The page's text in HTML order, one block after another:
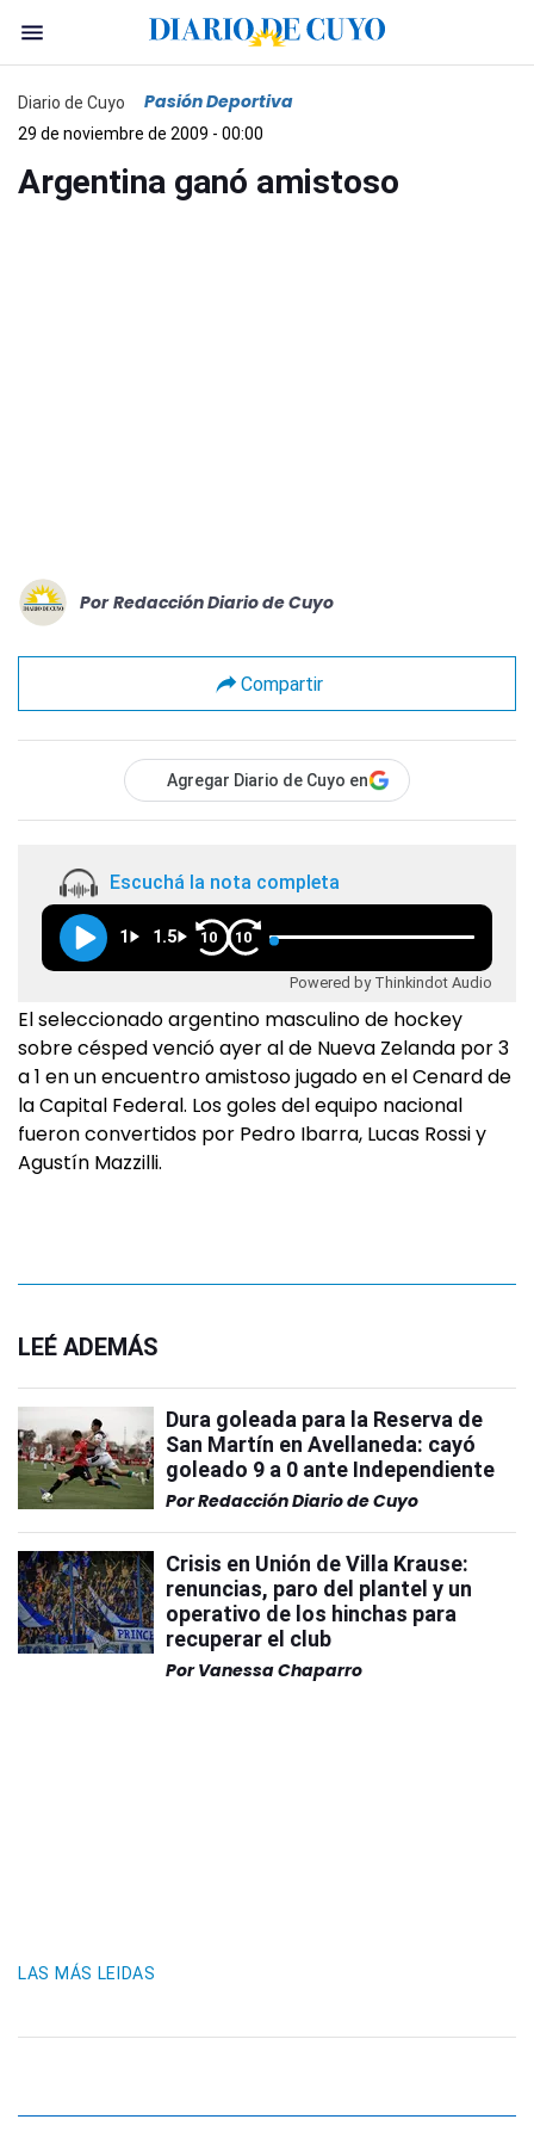
Diario de Cuyo Pasión Deportiva
29 de noviembre de 2009 - 00:00
Argentina ganó amistoso
Por Redacción Diario de Cuyo
Compartir
Agregar Diario de Cuyo en
Escuchá la nota completa
1 1.5 10 10
Powered by Thinkindot Audio
El seleccionado argentino masculino de hockey
sobre césped venció ayer al de Nueva Zelanda por 3
a 1 en un encuentro amistoso jugado en el Cenard de
la Capital Federal. Los goles del equipo nacional
fueron convertidos por Pedro Ibarra, Lucas Rossi y
Agustín Mazzilli.
LEÉ ADEMÁS
Dura goleada para la Reserva de
San Martín en Avellaneda: cayó
goleado 9 a 0 ante Independiente
PorRedacción Diario de Cuyo
Crisis en Unión de Villa Krause:
renuncias, paro del plantel y un
operativo de los hinchas para
recuperar el club
Por Vanessa Chaparro
LAS MÁS LEIDAS